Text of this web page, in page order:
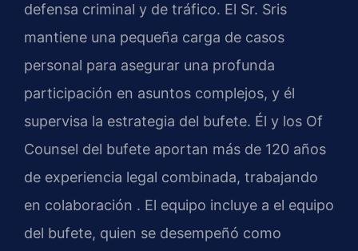
defensa criminal y de tráfico. El Sr. Sris
mantiene una pequeña carga de casos
personal para asegurar una profunda
participación en asuntos complejos, y él
supervisa la estrategia del bufete. Él y los Of
Counsel del bufete aportan más de 120 años
de experiencia legal combinada, trabajando
en colaboración . El equipo incluye a el equipo
del bufete, quien se desempeñó como